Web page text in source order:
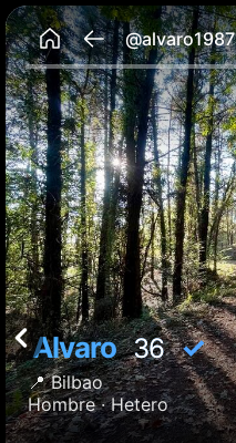
@alvaro1987
Alvaro36✓
📍Bilbao
Hombre ·Hetero